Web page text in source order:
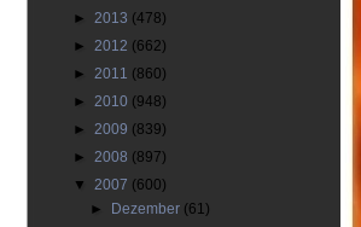
► 2013 (478)
► 2012 (662)
► 2011 (860)
► 2010 (948)
► 2009 (839)
► 2008 (897)
▼ 2007 (600)
►
Dezember (61)